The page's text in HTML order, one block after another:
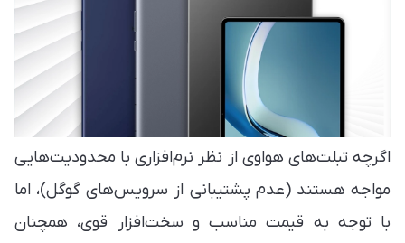
همین دلیل برای طراحان و علاقه‌مندان به نوشتن گزینه‌ای
اگرچه تبلت‌های هواوی از نظر نرم‌افزاری با محدودیت‌هایی
مواجه هستند (عدم پشتیبانی از سرویس‌های گوگل)، اما
با توجه به قیمت مناسب و سخت‌افزار قوی، همچنان